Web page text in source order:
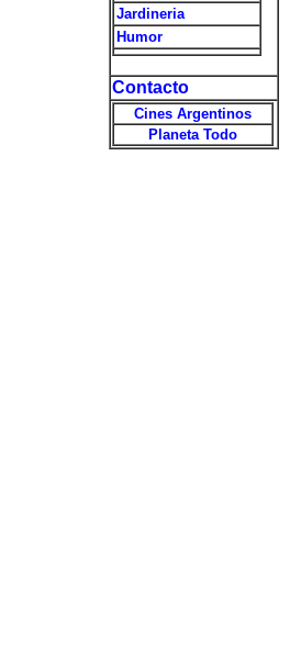
Jardineria
Humor
Contacto
Cines Argentinos
Planeta Todo